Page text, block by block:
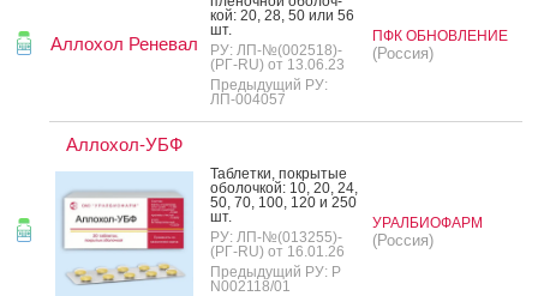
Аллохол Реневал
кой: 20, 28, 50 или 56
шт.
РУ: ЛП-№(002518)-
(РГ-RU) от 13.06.23
Предыдущий РУ:
ЛП-004057
ПФК ОБНОВЛЕНИЕ
(Россия)
Аллохол-УБФ
Таб­летки, пок­ры­тые
обо­лоч­кой: 10, 20, 24,
50, 70, 100, 120 и 250
шт.
РУ: ЛП-№(013255)-
(РГ-RU) от 16.01.26
Предыдущий РУ: Р
N002118/01
УРАЛБИОФАРМ
(Россия)